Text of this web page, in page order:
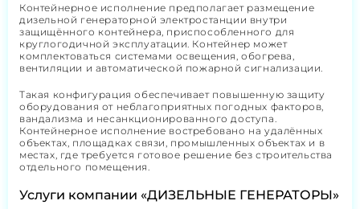
Контейнерное исполнение предполагает размещение
дизельной генераторной электростанции внутри
защищённого контейнера, приспособленного для
круглогодичной эксплуатации. Контейнер может
комплектоваться системами освещения, обогрева,
вентиляции и автоматической пожарной сигнализации.
Такая конфигурация обеспечивает повышенную защиту
оборудования от неблагоприятных погодных факторов,
вандализма и несанкционированного доступа.
Контейнерное исполнение востребовано на удалённых
объектах, площадках связи, промышленных объектах и в
местах, где требуется готовое решение без строительства
отдельного помещения.
Услуги компании «ДИЗЕЛЬНЫЕ ГЕНЕРАТОРЫ»